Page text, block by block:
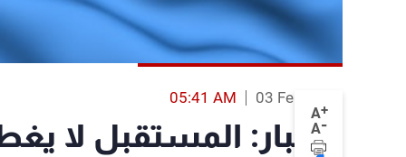
A+
A-
03 Feb 2014
05:41 AM
الاخبار: المستقبل لا